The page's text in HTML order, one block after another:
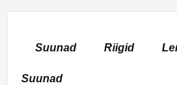
Suunad Riigid
Suunad